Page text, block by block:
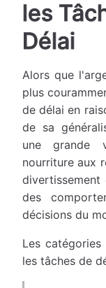
les
Délai
Alors que
plus
de délai en
de sa
une grande
nourriture aux
des
décisions du
Les
les tâches de